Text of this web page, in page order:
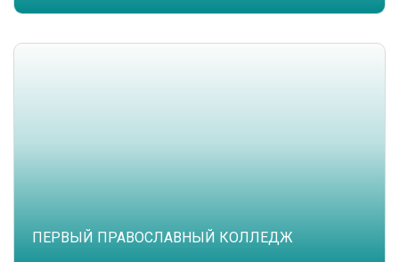
ПЕРВЫЙ ПРАВОСЛАВНЫЙ КОЛЛЕДЖ